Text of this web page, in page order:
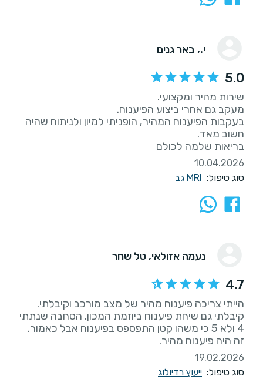
י., באר גנים
5.0
בעקבות הפיענוח המהיר, הופניתי למיון ולניתוח שהיה
בריאות שלמה לכולם
10.04.2026
סוג טיפול: MRI גב
נעמה אזולאי, טל שחר
4.7
הייתי צריכה פיענוח מהיר של מצב מורכב וקיבלתי.
קיבלתי גם שיחת פיענוח ביוזמת המכון. הסחבה שנתתי
4 ולא 5 כי משהו קטן התפספס בפיענוח אבל כאמור.
זה היה פיענוח מהיר.
19.02.2026
סוג טיפול: ייעוץ רדיולוג